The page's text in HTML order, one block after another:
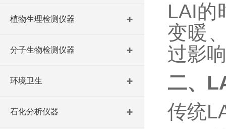
LAI的
变暖
过影
二、
传统
植物生理检测仪器
分子生物检测仪器
环境卫生
石化分析仪器